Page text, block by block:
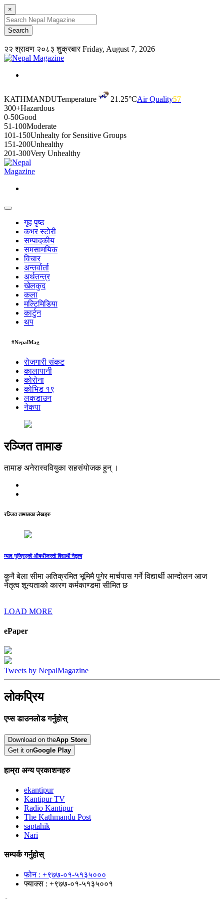
×
२२ श्रावण २०८३ शुक्रबारFriday, August 7, 2026
KATHMANDUTemperature 21.25°CAir Quality57
300+Hazardous
0-50Good
51-100Moderate
101-150Unhealty for Sensitive Groups
151-200Unhealthy
201-300Very Unhealthy
गृह पृष्ठ
कभर स्टोरी
सम्पादकीय
समसामयिक
विचार
अन्तर्वार्ता
अर्थतन्त्र
खेलकुद
कला
मल्टिमिडिया
कार्टुन
थप
#NepalMag
रोजगारी संकट
कालापानी
कोरोना
कोभिड १९
लकडाउन
नेकपा
रञ्जित तामाङ
तामाङ अनेरास्ववियुका सहसंयोजक हुन् ।
रञ्जित तामाङका लेखहरु
म्याद गुज्रिएको औषधीजस्तो विद्यार्थी नेतृत्व
कुनै बेला सीमा अतिक्रमित भूमिमै पुगेर मार्चपास गर्ने विद्यार्थी आन्दोलन आज
नेतृत्व शून्यताको कारण कर्मकाण्डमा सीमित छ
LOAD MORE
ePaper
Tweets by NepalMagazine
लोकप्रिय
एप्स डाउनलोड गर्नुहोस्
Download on theApp Store
Get it onGoogle Play
हाम्रा अन्य प्रकाशनहरु
ekantipur
Kantipur TV
Radio Kantipur
The Kathmandu Post
saptahik
Nari
सम्पर्क गर्नुहोस्
फोन : +९७७-०१-५१३५०००
फ्याक्स : +९७७-०१-५१३५००१